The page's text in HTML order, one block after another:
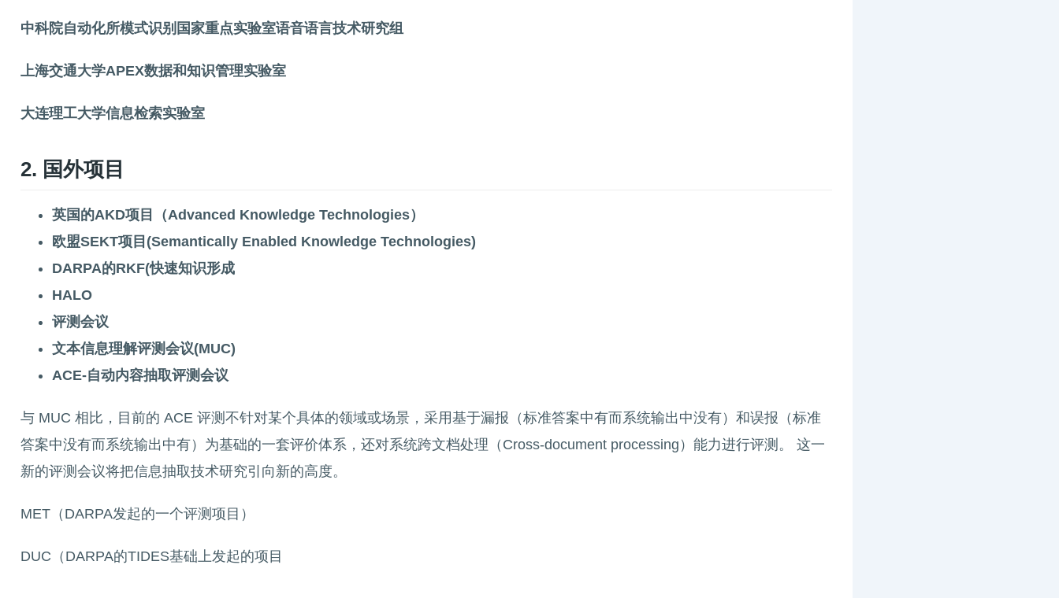
中科院自动化所模式识别国家重点实验室语音语言技术研究组
上海交通大学APEX数据和知识管理实验室
大连理工大学信息检索实验室
2. 国外项目
英国的AKD项目（Advanced Knowledge Technologies）
欧盟SEKT项目(Semantically Enabled Knowledge Technologies)
DARPA的RKF(快速知识形成
HALO
评测会议
文本信息理解评测会议(MUC)
ACE-自动内容抽取评测会议
与 MUC 相比，目前的 ACE 评测不针对某个具体的领域或场景，采用基于漏报（标准答案中有而系统输出中没有）和误报（标准
答案中没有而系统输出中有）为基础的一套评价体系，还对系统跨文档处理（Cross-document processing）能力进行评测。 这一
新的评测会议将把信息抽取技术研究引向新的高度。
MET（DARPA发起的一个评测项目）
DUC（DARPA的TIDES基础上发起的项目